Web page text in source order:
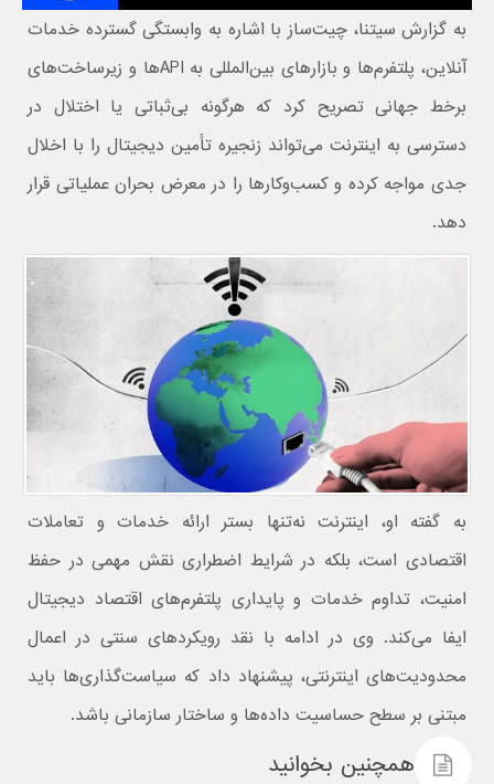
به گزارش سیتنا، چیت‌ساز با اشاره به وابستگی گسترده خدمات
آنلاین، پلتفرم‌ها و بازارهای بین‌المللی به APIها و زیرساخت‌های
برخط جهانی تصریح کرد که هرگونه بی‌ثباتی یا اختلال در
دسترسی به اینترنت می‌تواند زنجیره تأمین دیجیتال را با اخلال
جدی مواجه کرده و کسب‌وکارها را در معرض بحران عملیاتی قرار
دهد.
به گفته او، اینترنت نه‌تنها بستر ارائه خدمات و تعاملات
اقتصادی است، بلکه در شرایط اضطراری نقش مهمی در حفظ
امنیت، تداوم خدمات و پایداری پلتفرم‌های اقتصاد دیجیتال
ایفا می‌کند. وی در ادامه با نقد رویکردهای سنتی در اعمال
محدودیت‌های اینترنتی، پیشنهاد داد که سیاست‌گذاری‌ها باید
مبتنی بر سطح حساسیت داده‌ها و ساختار سازمانی باشد.
همچنین بخوانید